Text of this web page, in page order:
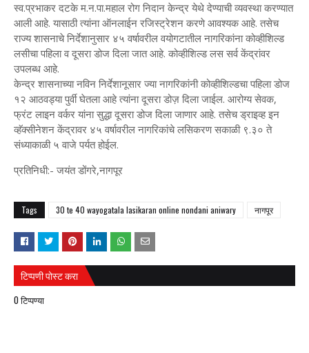
स्व.प्रभाकर दटके म.न.पा.महाल रोग निदान केन्द्र येथे देण्याची व्यवस्था करण्यात
आली आहे. यासाठी त्यांना ऑनलाईन रजिस्ट्रेशन करणे आवश्यक आहे. तसेच
राज्य शासनाचे निर्देशानुसार ४५ वर्षावरील वयोगटातील नागरिकांना कोव्हीशिल्ड
लसीचा पहिला व दूसरा डोज दिला जात आहे. कोव्हीशिल्ड लस सर्व केंद्रांवर
उपलब्ध आहे.
केन्द्र शासनाच्या नविन निर्देशानूसार ज्या नागरिकांनी कोव्हीशिल्डचा पहिला डोज
१२ आठवड्या पुर्वी घेतला आहे त्यांना दूसरा डोज़ दिला जाईल. आरोग्य सेवक,
फ्रंट लाइन वर्कर यांना सुद्धा दूसरा डोज दिला जाणार आहे. तसेच ड्राइव्ह इन
व्हॅक्सीनेशन केंद्रावर ४५ वर्षावरील नागरिकांचे लसिकरण सकाळी ९.३० ते
संध्याकाळी ५ वाजे पर्यत होईल.
प्रतिनिधी:- जयंत डोंगरे,नागपूर
Tags 30 te 40 wayogatala lasikaran online nondani aniwary नागपूर
टिप्पणी पोस्ट करा
0 टिप्पण्या